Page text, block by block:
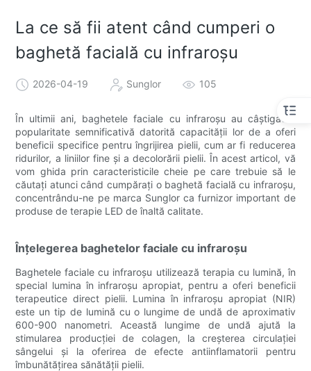
La ce să fii atent când cumperi o
baghetă facială cu infraroșu
2026-04-19 Sunglor 105
În ultimii ani, baghetele faciale cu infraroșu au câștigat o
popularitate semnificativă datorită capacității lor de a oferi
beneficii specifice pentru îngrijirea pielii, cum ar fi reducerea
ridurilor, a liniilor fine și a decolorării pielii. În acest articol, vă
vom ghida prin caracteristicile cheie pe care trebuie să le
căutați atunci când cumpărați o baghetă facială cu infraroșu,
concentrându-ne pe marca Sunglor ca furnizor important de
produse de terapie LED de înaltă calitate.
Înțelegerea baghetelor faciale cu infraroșu
Baghetele faciale cu infraroșu utilizează terapia cu lumină, în
special lumina în infraroșu apropiat, pentru a oferi beneficii
terapeutice direct pielii. Lumina în infraroșu apropiat (NIR)
este un tip de lumină cu o lungime de undă de aproximativ
600-900 nanometri. Această lungime de undă ajută la
stimularea producției de colagen, la creșterea circulației
sângelui și la oferirea de efecte antiinflamatorii pentru
îmbunătățirea sănătății pielii.